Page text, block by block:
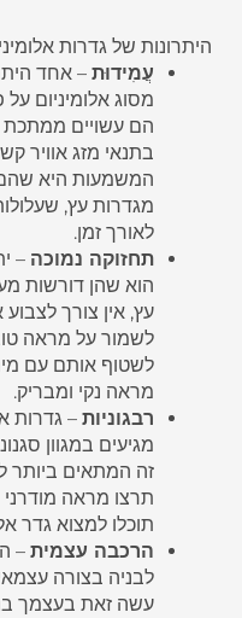
היתרונות של גדרות
עֲמִידוּת – אחד
מסוג אלומיניום על
הם עשויים ממתכת
בתנאי מזג אוויר
המשמעות היא שהם
מגדרות עץ,
לאורך זמן.
תחזוקה נמוכה –
הוא שהן דורשות
עץ, אין צורך
לשמור על מראה
לשטוף אותם עם
מראה נקי ומבריק.
רבגוניות – גדרות
מגיעים במגוון
זה המתאים ביותר
תרצו מראה מודרני
תוכלו למצוא גדר
הרכבה עצמית –
לבניה בצורה
עשה זאת בעצמך